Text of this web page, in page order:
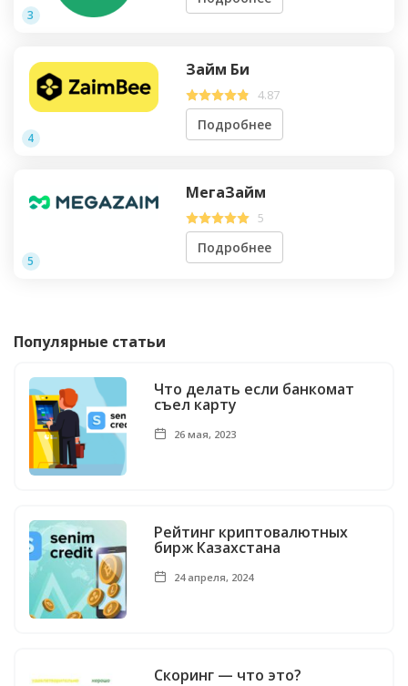
3
4
Займ Би
4.87
Подробнее
5
МегаЗайм
5
Подробнее
Популярные статьи
Что делать если банкомат
съел карту
26 мая, 2023
Рейтинг криптовалютных
бирж Казахстана
24 апреля, 2024
Скоринг — что это?